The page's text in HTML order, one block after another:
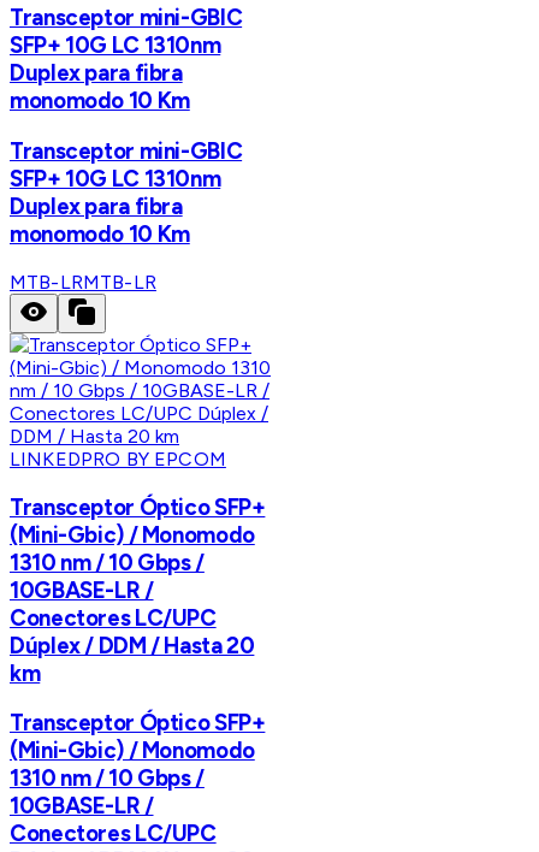
Transceptor mini-GBIC
SFP+ 10G LC 1310nm
Duplex para fibra
monomodo 10 Km
Transceptor mini-GBIC
SFP+ 10G LC 1310nm
Duplex para fibra
monomodo 10 Km
MTB-LRMTB-LR
LINKEDPRO BY EPCOM
Transceptor Óptico SFP+
(Mini-Gbic) / Monomodo
1310 nm / 10 Gbps /
10GBASE-LR /
Conectores LC/UPC
Dúplex / DDM / Hasta 20
km
Transceptor Óptico SFP+
(Mini-Gbic) / Monomodo
1310 nm / 10 Gbps /
10GBASE-LR /
Conectores LC/UPC